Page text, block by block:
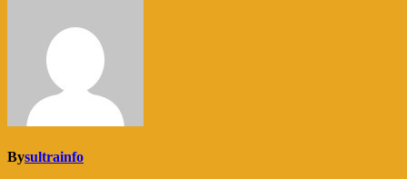
Bysultrainfo